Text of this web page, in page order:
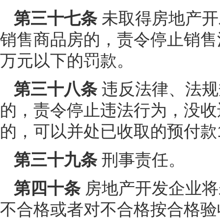
第三十七条 未取得房地产
销售商品房的，责令停止销
万元以下的罚款。
第三十八条 违反法律、法
的，责令停止违法行为，没
的，可以并处已收取的预付
第三十九条 刑事责任。
第四十条 房地产开发企业
不合格或者对不合格按合格